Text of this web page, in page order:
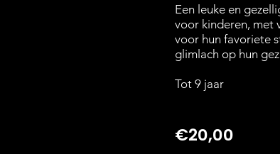
Een leuke en
voor kinderen, met
voor hun favoriete
glimlach op hun
Tot 9 jaar
€20,00